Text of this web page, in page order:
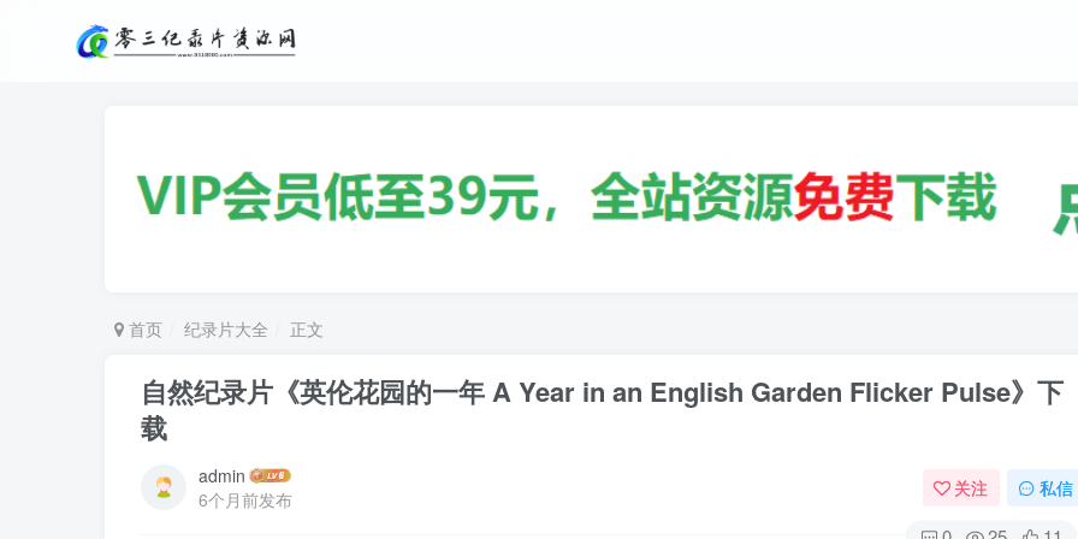
首页 纪录片大全 正文
自然纪录片《英伦花园的一年 A Year in an English Garden Flicker Pulse》下
载
admin
6个月前发布
关注 私信